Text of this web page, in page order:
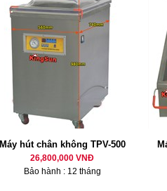
Máy hút chân không TPV-500
26,800,000 VNĐ
Bảo hành : 12 tháng